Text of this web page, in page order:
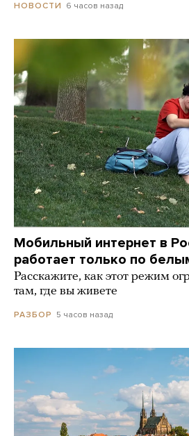
НОВОСТИ 6 часов назад
Мобильный интернет в
работает только по
Расскажите, как этот режим
там, где вы живете
РАЗБОР 5 часов назад